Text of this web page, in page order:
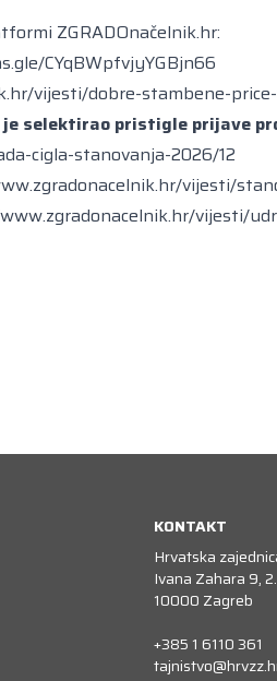
ZGRADOnačelnik.hr:
CYqBWpfvjyYGBjn66
vijesti/dobre-stambene-
selektirao pristigle prijave
cigla-stanovanja-2026/12
vijesti/
vijesti/
KONTAKT
Hrvatska
Ivana Zahara 9,
10000 Zagreb
+385 1 6110 361